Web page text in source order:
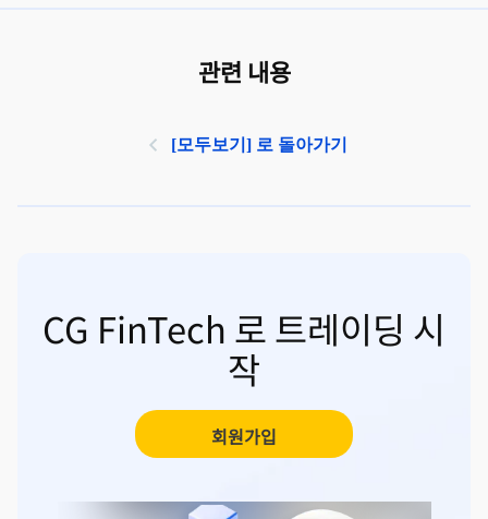
관련 내용
[모두보기] 로 돌아가기
CG FinTech 로 트레이딩 시
작
회원가입